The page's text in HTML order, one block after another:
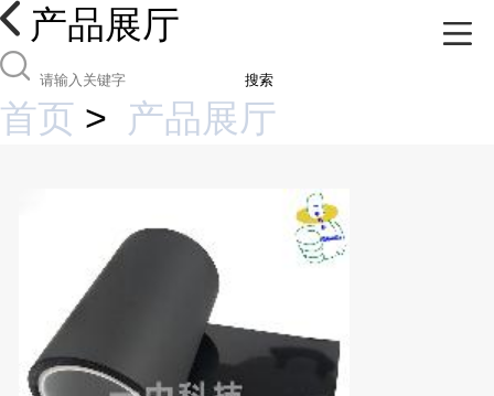
产品展厅
搜索
首页 > 产品展厅